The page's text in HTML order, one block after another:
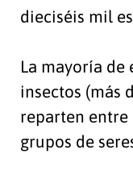
dieciséis mil
La mayoría de
insectos (más
reparten entre
grupos de